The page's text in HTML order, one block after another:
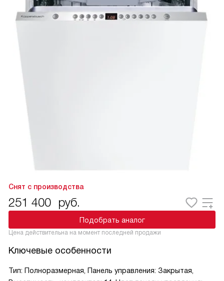
Снят с производства
251 400 руб.
Подобрать аналог
Цена действительна на момент последней продажи
Ключевые особенности
Тип: Полноразмерная, Панель управления: Закрытая,